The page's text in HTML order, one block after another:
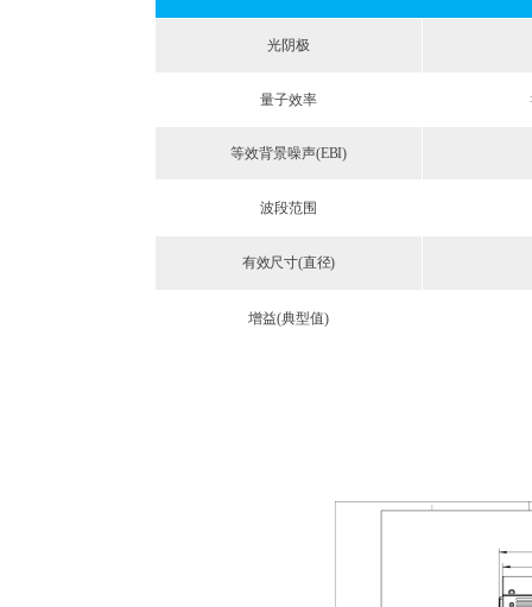
光阴极
量子效率
等效背景噪声(EBI)
波段范围
有效尺寸(直径)
增益(典型值)